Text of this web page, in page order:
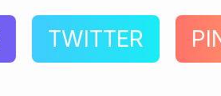
TWITTER